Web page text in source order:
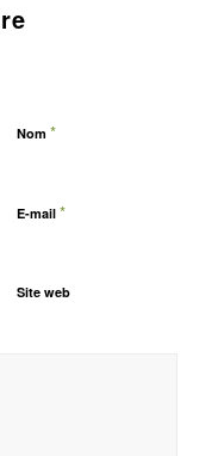
Nom *
E-mail *
Site web